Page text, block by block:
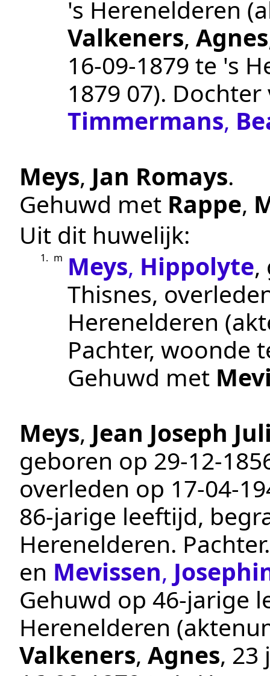
's Herenelderen
Valkeners, Agnes
16‑09‑1879 te 's
1879 07).
Timmermans,
Meys, Jan Romays.
Gehuwd met Rappe,
Uit dit huwelijk:
1. m Meys, Hippolyte,
Thisnes,
Herenelderen
Pachter, woonde
Gehuwd met
Meys, Jean Joseph
geboren op
overleden op
86-jarige leeftijd,
Herenelderen. Pachter
en Mevissen,
Gehuwd op 46-jarige
Herenelderen
Valkeners, Agnes, 23